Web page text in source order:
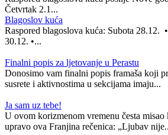
Četvrtak 2.1...
Blagoslov kuća
Raspored blagoslova kuća: Subota 28.12.
30.12. •...
Finalni popis za ljetovanje u Perastu
Donosimo vam finalni popis framaša koji
susrete i aktivnostima u sekcijama imaju...
Ja sam uz tebe!
U ovom korizmenom vremenu česta misao
upravo ova Franjina rečenica: „Ljubav